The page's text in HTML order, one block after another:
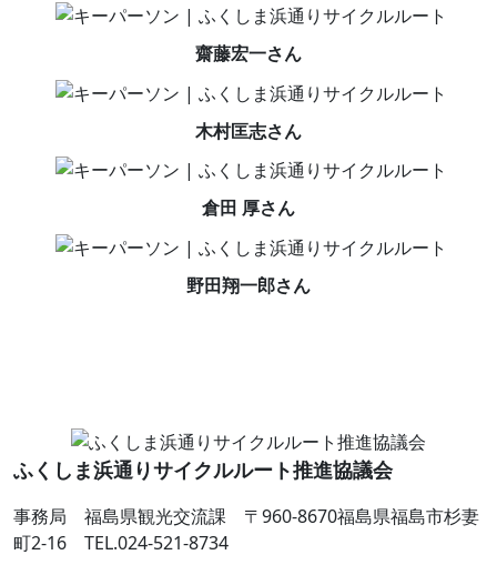
齋藤宏一さん
木村匡志さん
倉田 厚さん
野田翔一郎さん
ふくしま浜通りサイクルルート推進協議会
事務局 福島県観光交流課 〒960-8670福島県福島市杉妻
町2-16 TEL.024-521-8734